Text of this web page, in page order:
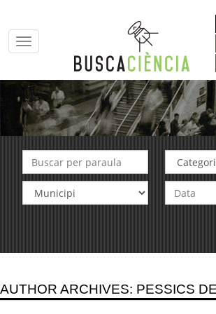
Toggle
navigation
AUTHOR ARCHIVES: PESSICS